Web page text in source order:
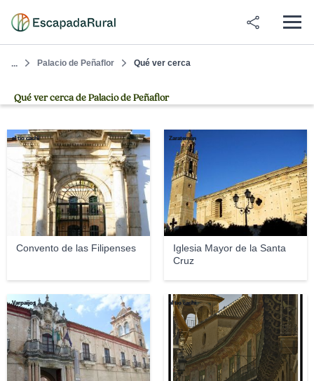
... Palacio de Peñaflor Qué ver cerca
Qué ver cerca de Palacio de Peñaflor
Convento de las Filipenses
el tio cachi
Iglesia Mayor de la Santa
Cruz
Zarateman
Varpaijos el tio cachi